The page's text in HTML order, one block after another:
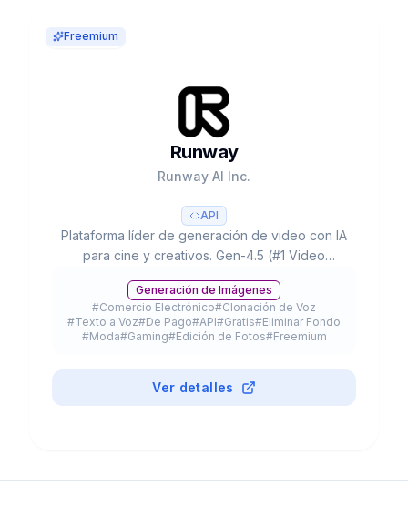
Freemium
Runway
Runway AI Inc.
API
Plataforma líder de generación de video con IA
para cine y creativos. Gen-4.5 (#1 Video
300K+ clientes y valoración de $3B+.
Generación de Imágenes
#Comercio Electrónico#Clonación de Voz
#Texto a Voz#De Pago#API#Gratis#Eliminar Fondo
#Moda#Gaming#Edición de Fotos#Freemium
Ver detalles